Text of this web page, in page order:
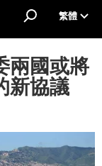
繁體
兩國或將
新協議